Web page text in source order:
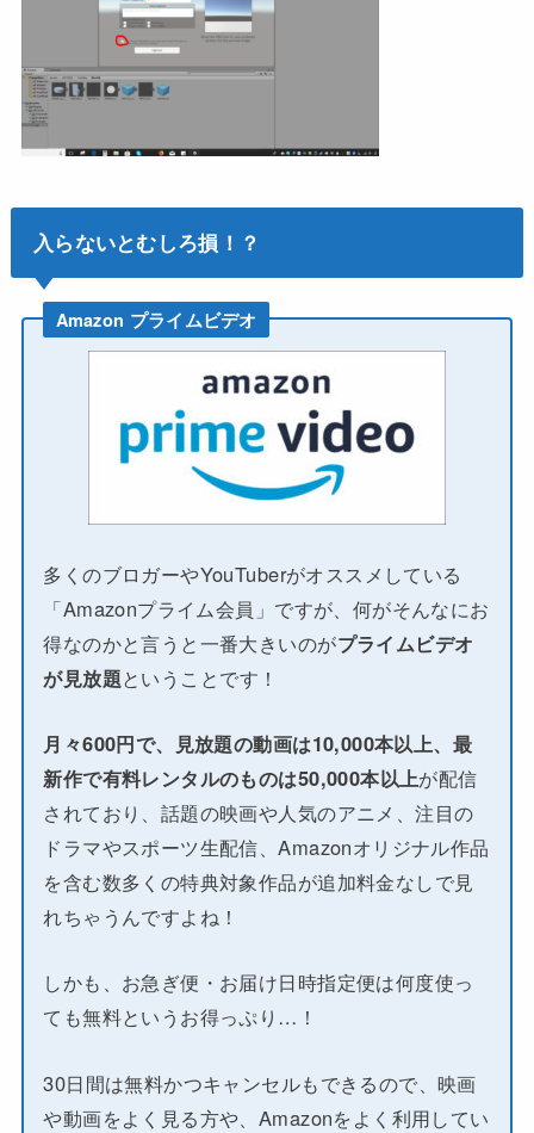
入らないとむしろ損！？
Amazon プライムビデオ
多くのブロガーやYouTuberがオススメしている
「Amazonプライム会員」ですが、何がそんなにお
得なのかと言うと一番大きいのがプライムビデオ
が見放題ということです！
月々600円で、見放題の動画は10,000本以上、最
新作で有料レンタルのものは50,000本以上が配信
されており、話題の映画や人気のアニメ、注目の
ドラマやスポーツ生配信、Amazonオリジナル作品
を含む数多くの特典対象作品が追加料金なしで見
れちゃうんですよね！
しかも、お急ぎ便・お届け日時指定便は何度使っ
ても無料というお得っぷり…！
30日間は無料かつキャンセルもできるので、映画
や動画をよく見る方や、Amazonをよく利用してい